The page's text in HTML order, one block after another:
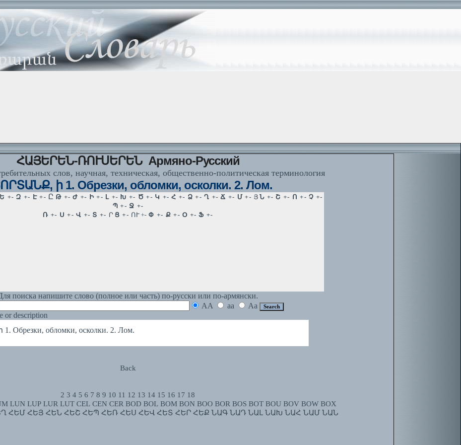
ՀԱՅԵՐԵՆ-ՌՈՒՍԵՐԵՆ Армяно-Русский
слов, научная, техническая, общественно-политическая терминология
ի 1. Обрезки, обломки, осколки. 2. Лом.
поиска напишите слово (полное или часть) по-русски или по-армянски.
AA aa
Aa
or description
Обрезки, обломки, осколки. 2. Лом.
Back
2 3 4 5 6 7 8 9 10 11 12 13 14 15 16 17 18
LUN LUP LUR LUT CEL CEN CER BOD BOL BOM BON BOO BOR BOS BOT BOU BOV BOW BOX
ՀԵՄ ՀԵՅ ՀԵՆ ՀԵՇ ՀԵՊ ՀԵՌ ՀԵՍ ՀԵՎ ՀԵՏ ՀԵՐ ՀԵՔ ՆԱԳ ՆԱԴ ՆԱԼ ՆԱԽ ՆԱՀ ՆԱՄ ՆԱՆ